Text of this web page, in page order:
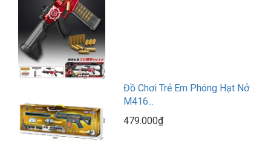
Đồ Chơi Trẻ Em Phóng Hạt Nở
M416...
479.000₫